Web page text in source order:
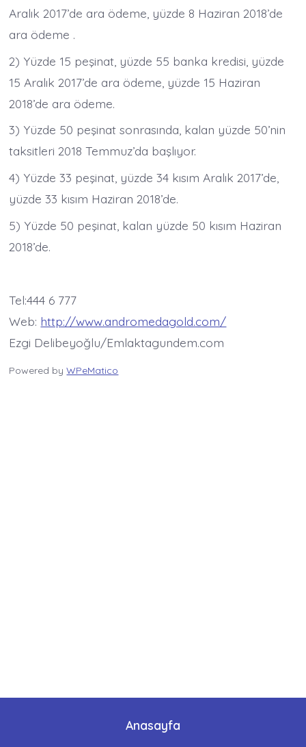
Aralık 2017’de ara ödeme, yüzde 8 Haziran 2018’de
ara ödeme .
2) Yüzde 15 peşinat, yüzde 55 banka kredisi, yüzde
15 Aralık 2017’de ara ödeme, yüzde 15 Haziran
2018’de ara ödeme.
3) Yüzde 50 peşinat sonrasında, kalan yüzde 50’nin
taksitleri 2018 Temmuz’da başlıyor.
4) Yüzde 33 peşinat, yüzde 34 kısım Aralık 2017’de,
yüzde 33 kısım Haziran 2018’de.
5) Yüzde 50 peşinat, kalan yüzde 50 kısım Haziran
2018’de.
Tel:444 6 777
Web: http://www.andromedagold.com/
Ezgi Delibeyoğlu/Emlaktagundem.com
Powered byWPeMatico
Anasayfa